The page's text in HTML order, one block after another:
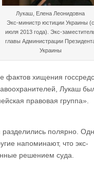
Лукаш, Елена Леонидовна
Экс-министр юстиции Украины (с
июля 2013 года). Экс-
главы Администрации
Украины
фактов хищения
Лукаш
правовая группа».
полярно.
напоминают, что экс-
решением суда.